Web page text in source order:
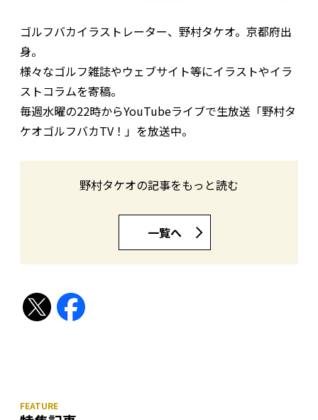
ゴルフバカイラストレーター、野村タケオ。京都府出
身。
様々なゴルフ雑誌やウェブサイト等にイラストやイラ
ストコラムを寄稿。
毎週水曜の22時からYouTubeライブで生放送「野村タ
ケオゴルフバカTV！」を放送中。
野村タケオの記事をもっと読む
一覧へ